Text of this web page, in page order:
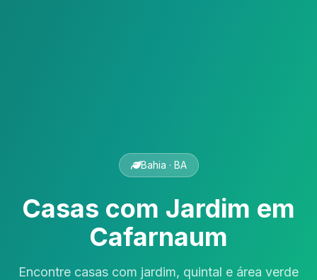
Bahia · BA
Casas com Jardim em
Cafarnaum
Encontre casas com jardim, quintal e área verde